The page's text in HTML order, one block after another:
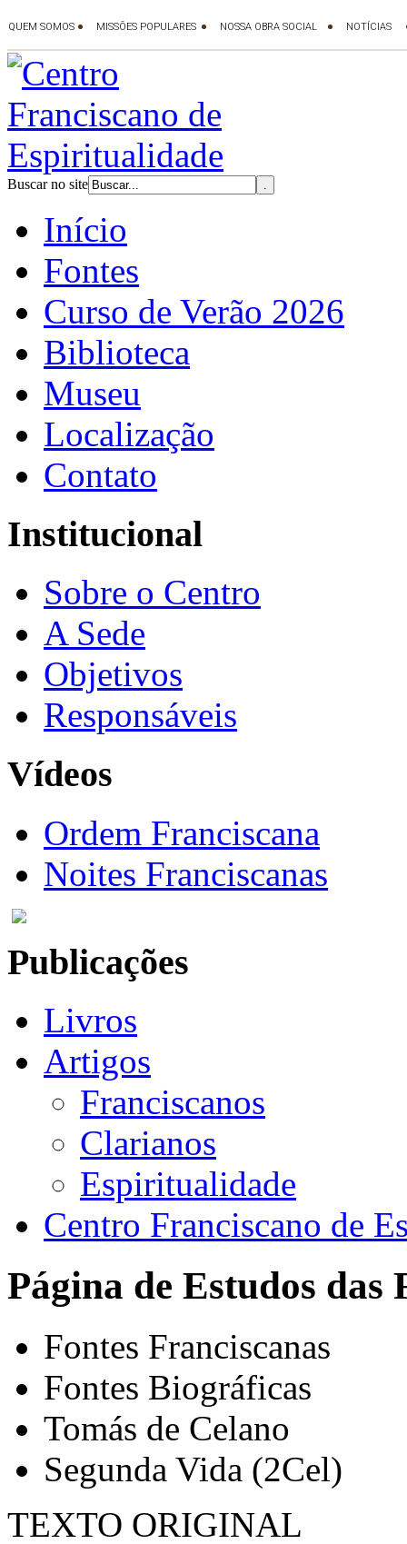
Buscar no site
Início
Fontes
Curso de Verão 2026
Biblioteca
Museu
Localização
Contato
Institucional
Sobre o Centro
A Sede
Objetivos
Responsáveis
Vídeos
Ordem Franciscana
Noites Franciscanas
Publicações
Livros
Artigos
Franciscanos
Clarianos
Espiritualidade
Centro Franciscano de
Página de Estudos das
Fontes Franciscanas
Fontes Biográficas
Tomás de Celano
Segunda Vida (2Cel)
TEXTO ORIGINAL